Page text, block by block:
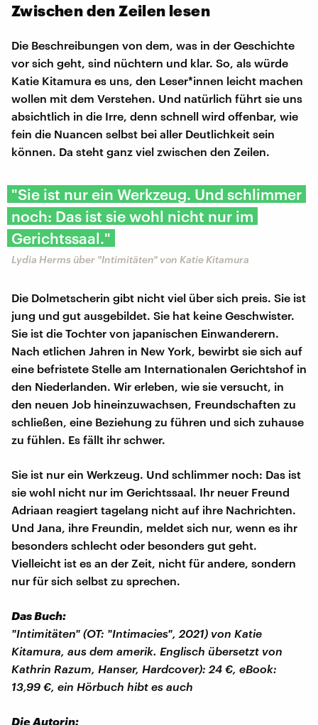
Zwischen den Zeilen lesen
Die Beschreibungen von dem, was in der Geschichte
vor sich geht, sind nüchtern und klar. So, als würde
Katie Kitamura es uns, den Leser*innen leicht machen
wollen mit dem Verstehen. Und natürlich führt sie uns
absichtlich in die Irre, denn schnell wird offenbar, wie
fein die Nuancen selbst bei aller Deutlichkeit sein
können. Da steht ganz viel zwischen den Zeilen.
"Sie ist nur ein Werkzeug. Und schlimmer
noch: Das ist sie wohl nicht nur im
Gerichtssaal."
Lydia Herms über "Intimitäten" von Katie Kitamura
Die Dolmetscherin gibt nicht viel über sich preis. Sie ist
jung und gut ausgebildet. Sie hat keine Geschwister.
Sie ist die Tochter von japanischen Einwanderern.
Nach etlichen Jahren in New York, bewirbt sie sich auf
eine befristete Stelle am Internationalen Gerichtshof in
den Niederlanden. Wir erleben, wie sie versucht, in
den neuen Job hineinzuwachsen, Freundschaften zu
schließen, eine Beziehung zu führen und sich zuhause
zu fühlen. Es fällt ihr schwer.
Sie ist nur ein Werkzeug. Und schlimmer noch: Das ist
sie wohl nicht nur im Gerichtssaal. Ihr neuer Freund
Adriaan reagiert tagelang nicht auf ihre Nachrichten.
Und Jana, ihre Freundin, meldet sich nur, wenn es ihr
besonders schlecht oder besonders gut geht.
Vielleicht ist es an der Zeit, nicht für andere, sondern
nur für sich selbst zu sprechen.
Das Buch:
"Intimitäten" (OT: "Intimacies", 2021) von Katie
Kitamura, aus dem amerik. Englisch übersetzt von
Kathrin Razum, Hanser, Hardcover): 24 €, eBook:
13,99 €, ein Hörbuch hibt es auch
Die Autorin: